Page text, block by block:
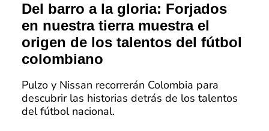
Del barro a la gloria: Forjados
en nuestra tierra muestra el
origen de los talentos del fútbol
colombiano
Pulzo y Nissan recorrerán Colombia para
descubrir las historias detrás de los talentos
del fútbol nacional.